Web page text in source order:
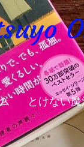
とけない魔